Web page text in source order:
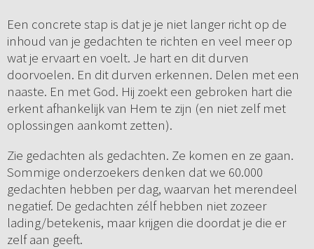
Een concrete stap is dat je je niet langer richt op de
inhoud van je gedachten te richten en veel meer op
wat je ervaart en voelt. Je hart en dit durven
doorvoelen. En dit durven erkennen. Delen met een
naaste. En met God. Hij zoekt een gebroken hart die
erkent afhankelijk van Hem te zijn (en niet zelf met
oplossingen aankomt zetten).
Zie gedachten als gedachten. Ze komen en ze gaan.
Sommige onderzoekers denken dat we 60.000
gedachten hebben per dag, waarvan het merendeel
negatief. De gedachten zélf hebben niet zozeer
lading/betekenis, maar krijgen die doordat je die er
zelf aan geeft.